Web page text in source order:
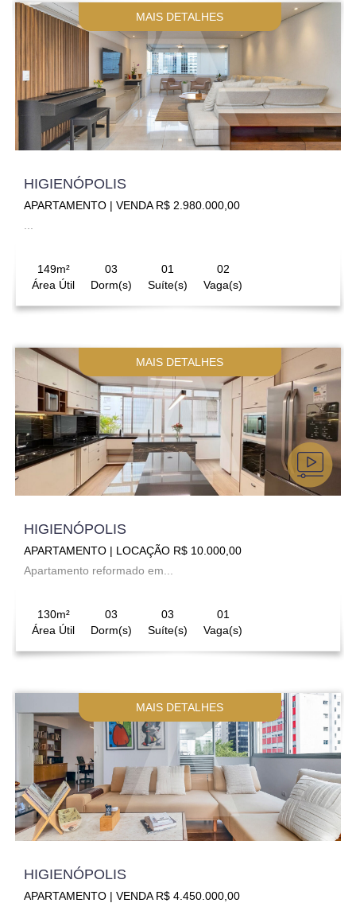
MAIS DETALHES
HIGIENÓPOLIS
APARTAMENTO | VENDA R$ 2.980.000,00
149m²
Área Útil
03
Dorm(s)
01
Suíte(s)
02
Vaga(s)
MAIS DETALHES
HIGIENÓPOLIS
APARTAMENTO | LOCAÇÃO R$ 10.000,00
Apartamento reformado em...
130m²
Área Útil
03
Dorm(s)
03
Suíte(s)
01
Vaga(s)
MAIS DETALHES
HIGIENÓPOLIS
APARTAMENTO | VENDA R$ 4.450.000,00